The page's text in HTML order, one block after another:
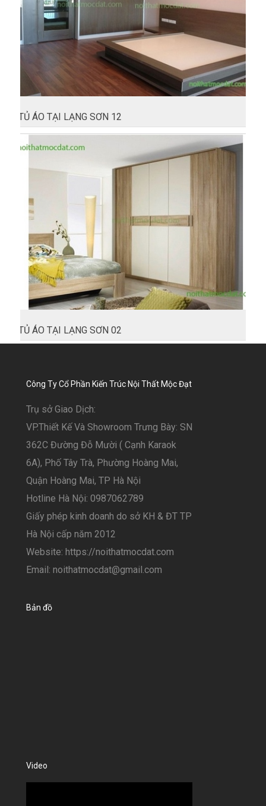
TỦ ÁO TẠI LẠNG SƠN 12
TỦ ÁO TẠI LẠNG SƠN 02
Công Ty Cổ Phần Kiến Trúc Nội Thất Mộc Đạt
Trụ sở Giao Dịch:
VP.Thiết Kế Và Showroom Trưng Bày: SN
362C Đường Đỗ Mười ( Cạnh Karaok
6A), Phố Tây Trà, Phường Hoàng Mai,
Quận Hoàng Mai, TP Hà Nội
Hotline Hà Nội: 0987062789
Giấy phép kinh doanh do sở KH & ĐT TP
Hà Nội cấp năm 2012
Website: https://noithatmocdat.com
Email: noithatmocdat@gmail.com
Bản đồ
Video